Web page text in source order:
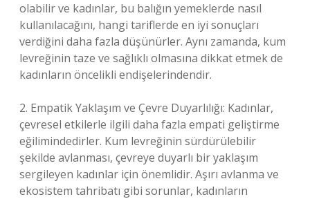
olabilir ve kadınlar, bu balığın yemeklerde nasıl
kullanılacağını, hangi tariflerde en iyi sonuçları
verdiğini daha fazla düşünürler. Aynı zamanda, kum
levreğinin taze ve sağlıklı olmasına dikkat etmek de
kadınların öncelikli endişelerindendir.
2. Empatik Yaklaşım ve Çevre Duyarlılığı: Kadınlar,
çevresel etkilerle ilgili daha fazla empati geliştirme
eğilimindedirler. Kum levreğinin sürdürülebilir
şekilde avlanması, çevreye duyarlı bir yaklaşım
sergileyen kadınlar için önemlidir. Aşırı avlanma ve
ekosistem tahribatı gibi sorunlar, kadınların